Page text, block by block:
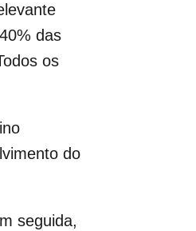
das
os
do
seguida,